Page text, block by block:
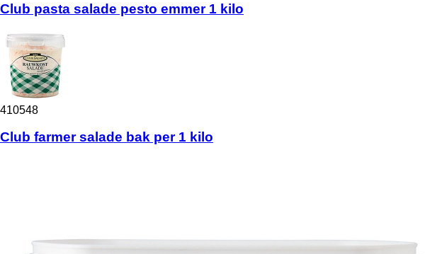
Club pasta salade pesto emmer 1 kilo
410548
Club farmer salade bak per 1 kilo